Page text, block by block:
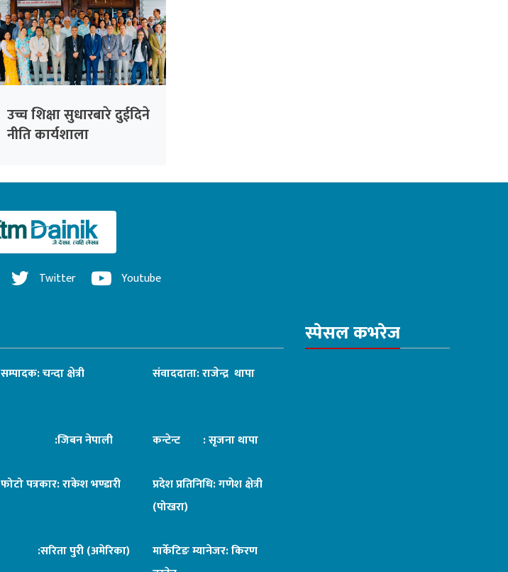
उच्च शिक्षा सुधारबारे दुईदिने
नीति कार्यशाला
Twitter Youtube
सम्पादक: चन्दा क्षेत्री संवाददाता: राजेन्द्र थापा
:जिबन नेपाली कन्टेन्ट : सृजना थापा
फोटो पत्रकार: राकेश भण्डारी
प्रदेश प्रतिनिधि: गणेश क्षेत्री
(पोखरा)
:सरिता पुरी (अमेरिका)
मार्केटिङ म्यानेजर: किरण
स्पेसल कभरेज